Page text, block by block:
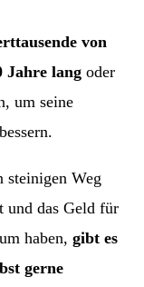
von
Jahre lang oder
um seine
steinigen Weg
und das Geld für
haben,gibt es
gerne